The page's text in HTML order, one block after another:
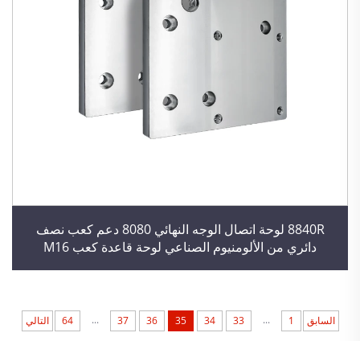
8840R لوحة اتصال الوجه النهائي 8080 دعم كعب نصف
دائري من الألومنيوم الصناعي لوحة قاعدة كعب M16
السابق 1
...
33
34
35
36
37
...
64 التالي